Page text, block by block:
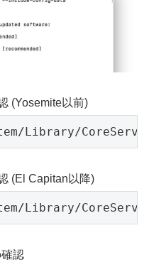
(Yosemite以前)
Library/
(El Capitan以降)
Library/
認